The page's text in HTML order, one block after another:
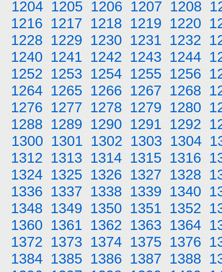
1204 1205 1206 1207 1208
1216 1217 1218 1219 1220
1228 1229 1230 1231 1232
1240 1241 1242 1243 1244
1252 1253 1254 1255 1256
1264 1265 1266 1267 1268
1276 1277 1278 1279 1280
1288 1289 1290 1291 1292
1300 1301 1302 1303 1304
1312 1313 1314 1315 1316
1324 1325 1326 1327 1328
1336 1337 1338 1339 1340
1348 1349 1350 1351 1352
1360 1361 1362 1363 1364
1372 1373 1374 1375 1376
1384 1385 1386 1387 1388